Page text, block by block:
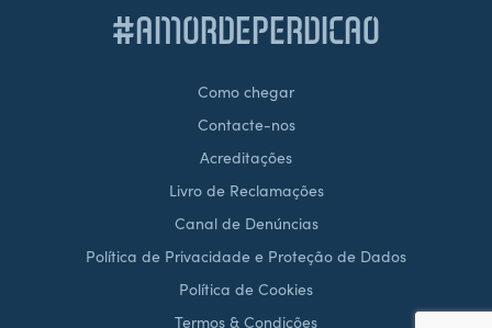
#AMORDEPERDICAO
Como chegar
Contacte-nos
Acreditações
Livro de Reclamações
Canal de Denúncias
Política de Privacidade e Proteção de Dados
Política de Cookies
Termos & Condições